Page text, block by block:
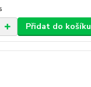
Přidat do košíku